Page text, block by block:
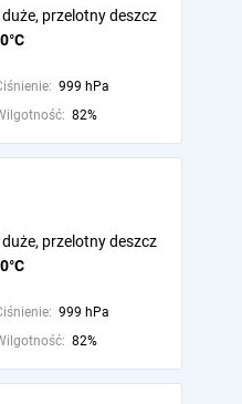
przelotny deszcz
999 hPa
82%
przelotny deszcz
999 hPa
82%